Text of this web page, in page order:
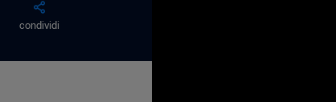
condividi